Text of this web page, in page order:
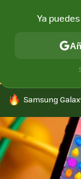
CONECTIVIDAD
HOY SE HABLA
Samsung
Ya